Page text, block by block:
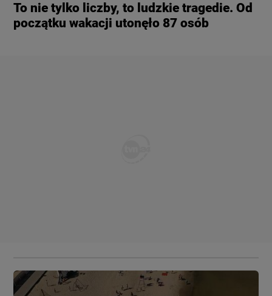
To nie tylko liczby, to ludzkie tragedie. Od
początku wakacji utonęło 87 osób